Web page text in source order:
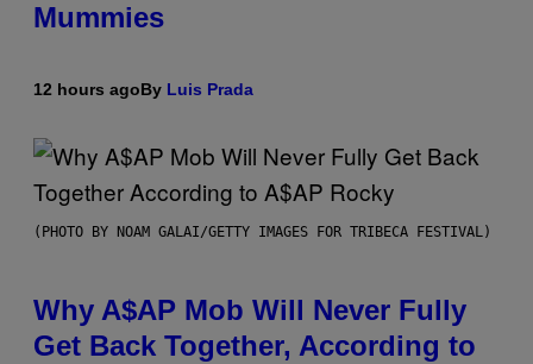
Mummies
12 hours agoBy Luis Prada
(PHOTO BY NOAM GALAI/GETTY IMAGES FOR TRIBECA FESTIVAL)
Why A$AP Mob Will Never Fully
Get Back Together, According to